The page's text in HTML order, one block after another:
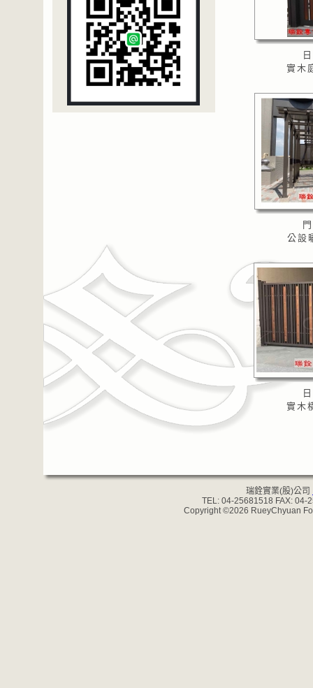
實木
公設
實木
瑞銓實業(股)公司
TEL: 04-25681518 FAX: 04-
Copyright ©2026 RueyChyuan